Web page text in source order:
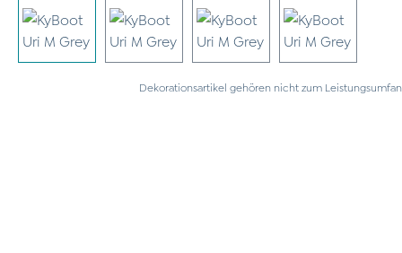
Dekorationsartikel gehören nicht zum